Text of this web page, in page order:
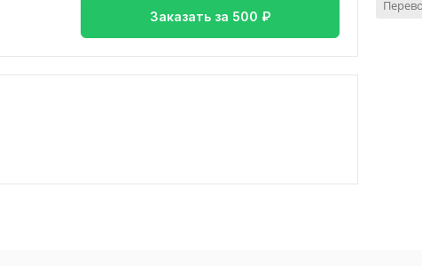
Заказать за 500 ₽